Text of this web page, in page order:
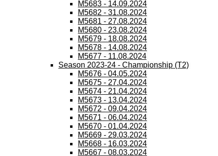
M5683 - 14.09.2024
M5682 - 31.08.2024
M5681 - 27.08.2024
M5680 - 23.08.2024
M5679 - 18.08.2024
M5678 - 14.08.2024
M5677 - 11.08.2024
Season 2023-24 - Championship (T2)
M5676 - 04.05.2024
M5675 - 27.04.2024
M5674 - 21.04.2024
M5673 - 13.04.2024
M5672 - 09.04.2024
M5671 - 06.04.2024
M5670 - 01.04.2024
M5669 - 29.03.2024
M5668 - 16.03.2024
M5667 - 08.03.2024